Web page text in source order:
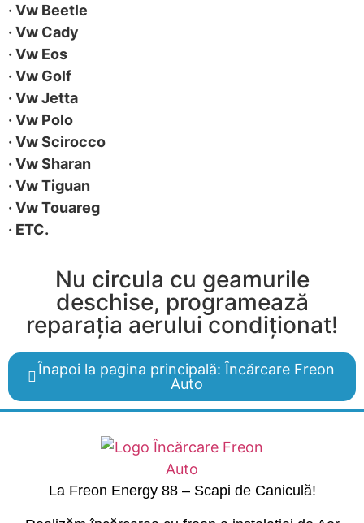
· Vw Beetle
· Vw Cady
· Vw Eos
· Vw Golf
· Vw Jetta
· Vw Polo
· Vw Scirocco
· Vw Sharan
· Vw Tiguan
· Vw Touareg
· ETC.
Nu circula cu geamurile
deschise, programează
reparația aerului condiționat!
Înapoi la pagina principală: Încărcare Freon
Auto
La Freon Energy 88 – Scapi de Caniculă!